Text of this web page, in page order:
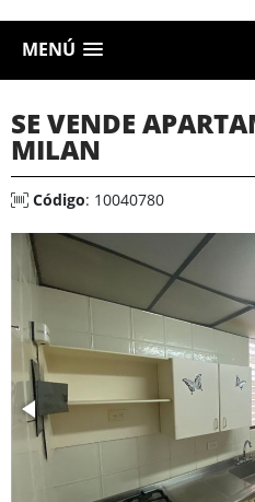
MENÚ
SE VENDE
MILAN
Código: 10040780